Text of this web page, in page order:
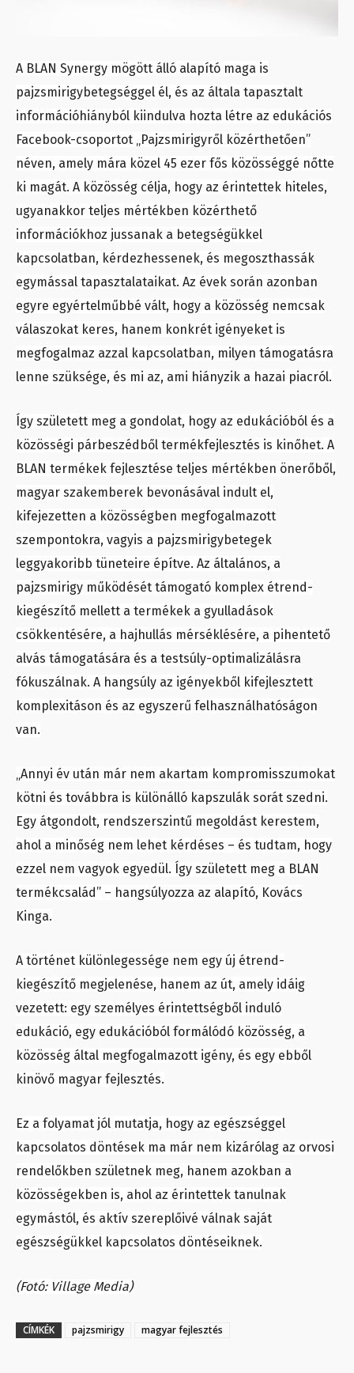
A BLAN Synergy mögött álló alapító maga is
pajzsmirigybetegséggel él, és az általa tapasztalt
információhiányból kiindulva hozta létre az edukációs
Facebook-csoportot „Pajzsmirigyről közérthetően”
néven, amely mára közel 45 ezer fős közösséggé nőtte
ki magát. A közösség célja, hogy az érintettek hiteles,
ugyanakkor teljes mértékben közérthető
információkhoz jussanak a betegségükkel
kapcsolatban, kérdezhessenek, és megoszthassák
egymással tapasztalataikat. Az évek során azonban
egyre egyértelműbbé vált, hogy a közösség nemcsak
válaszokat keres, hanem konkrét igényeket is
megfogalmaz azzal kapcsolatban, milyen támogatásra
lenne szüksége, és mi az, ami hiányzik a hazai piacról.
Így született meg a gondolat, hogy az edukációból és a
közösségi párbeszédből termékfejlesztés is kinőhet. A
BLAN termékek fejlesztése teljes mértékben önerőből,
magyar szakemberek bevonásával indult el,
kifejezetten a közösségben megfogalmazott
szempontokra, vagyis a pajzsmirigybetegek
leggyakoribb tüneteire építve. Az általános, a
pajzsmirigy működését támogató komplex étrend-
kiegészítő mellett a termékek a gyulladások
csökkentésére, a hajhullás mérséklésére, a pihentető
alvás támogatására és a testsúly-optimalizálásra
fókuszálnak. A hangsúly az igényekből kifejlesztett
komplexitáson és az egyszerű felhasználhatóságon
van.
„Annyi év után már nem akartam kompromisszumokat
kötni és továbbra is különálló kapszulák sorát szedni.
Egy átgondolt, rendszerszintű megoldást kerestem,
ahol a minőség nem lehet kérdéses – és tudtam, hogy
ezzel nem vagyok egyedül. Így született meg a BLAN
termékcsalád” – hangsúlyozza az alapító, Kovács
Kinga.
A történet különlegessége nem egy új étrend-
kiegészítő megjelenése, hanem az út, amely idáig
vezetett: egy személyes érintettségből induló
edukáció, egy edukációból formálódó közösség, a
közösség által megfogalmazott igény, és egy ebből
kinövő magyar fejlesztés.
Ez a folyamat jól mutatja, hogy az egészséggel
kapcsolatos döntések ma már nem kizárólag az orvosi
rendelőkben születnek meg, hanem azokban a
közösségekben is, ahol az érintettek tanulnak
egymástól, és aktív szereplőivé válnak saját
egészségükkel kapcsolatos döntéseiknek.
(Fotó: Village Media)
CÍMKÉK pajzsmirigy magyar fejlesztés